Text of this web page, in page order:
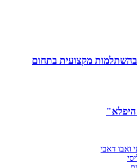
בהשתלמות מקצועית בתחום
ואבו דאבי